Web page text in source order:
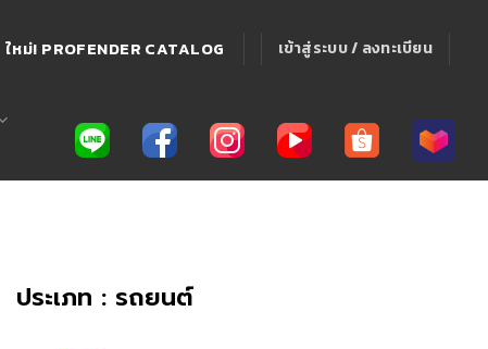
ใหม่! PROFENDER CATALOG เข้าสู่ระบบ / ลงทะเบียน
ประเภท : รถยนต์